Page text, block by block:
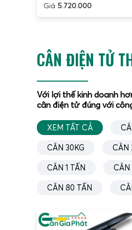
Giá 5.720.000
CÂN ĐIỆN TỬ
Với lợi thế kinh doanh
cân điện tử đúng với
XEM TẤT CẢ
CÂN 30KG CÂN
CÂN 1 TẤN CÂN
CÂN 80 TẤN